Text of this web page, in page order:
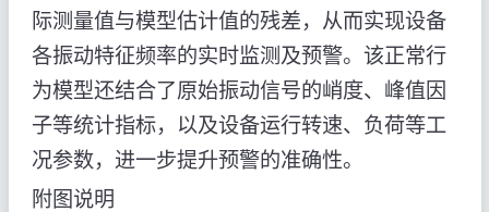
际测量值与模型估计值的残差，从而实现设备
各振动特征频率的实时监测及预警。该正常行
为模型还结合了原始振动信号的峭度、峰值因
子等统计指标，以及设备运行转速、负荷等工
况参数，进一步提升预警的准确性。
附图说明